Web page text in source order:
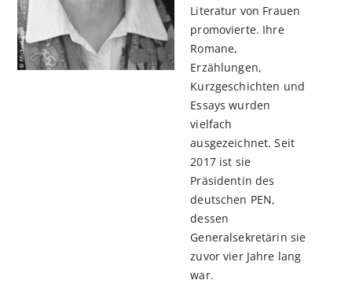
Literatur von Frauen
promovierte. Ihre
Romane,
Erzählungen,
Kurzgeschichten und
Essays wurden
vielfach
ausgezeichnet. Seit
2017 ist sie
Präsidentin des
deutschen PEN,
dessen
Generalsekretärin sie
zuvor vier Jahre lang
war.